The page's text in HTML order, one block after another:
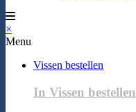
×
Menu
Vissen bestellen
In Vissen bestellen